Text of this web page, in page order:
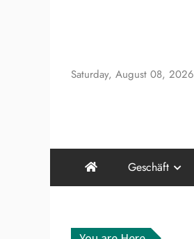
Saturday, August 08, 2026
Geschäft